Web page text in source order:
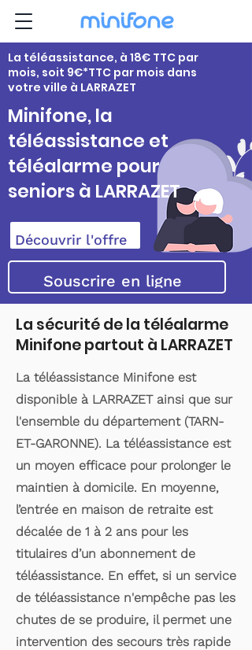
La téléassistance, à 18€ TTC par
mois, soit 9€*TTC par mois dans
votre ville à LARRAZET
Minifone, la
téléassistance et
téléalarme pour
seniors à LARRAZET
Découvrir l'offre
Souscrire en ligne
La sécurité de la téléalarme
Minifone partout à LARRAZET
La téléassistance Minifone est
disponible à LARRAZET ainsi que sur
l'ensemble du département (TARN-
ET-GARONNE). La téléassistance est
un moyen efficace pour prolonger le
maintien à domicile. En moyenne,
l’entrée en maison de retraite est
décalée de 1 à 2 ans pour les
titulaires d’un abonnement de
téléassistance. En effet, si un service
de téléassistance n'empêche pas les
chutes de se produire, il permet une
intervention des secours très rapide